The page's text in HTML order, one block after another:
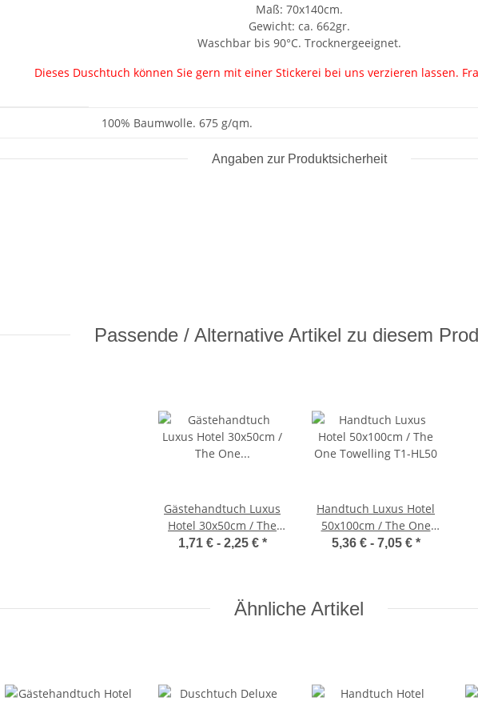
Maß: 70x140cm.
Gewicht: ca. 662gr.
Waschbar bis 90°C. Trocknergeeignet.
Dieses Duschtuch können Sie gern mit einer Stickerei bei uns verzieren lassen.
100% Baumwolle. 675 g/qm.
Angaben zur Produktsicherheit
Passende / Alternative Artikel zu diesem
Gästehandtuch Luxus
Hotel 30x50cm / The
One Towelling T1-HL30
1,71 € - 2,25 € *
Handtuch Luxus Hotel
50x100cm / The One
Towelling T1-HL50
5,36 € - 7,05 € *
Ähnliche Artikel